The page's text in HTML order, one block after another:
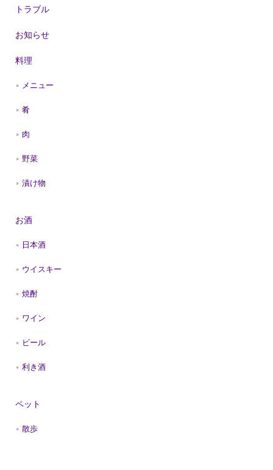
トラブル
お知らせ
料理
メニュー
肴
肉
野菜
漬け物
お酒
日本酒
ウイスキー
焼酎
ワイン
ビール
利き酒
ペット
散歩